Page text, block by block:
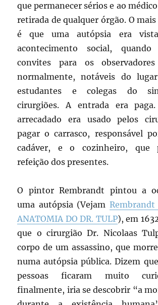
que permanecer sérios e ao
retirada de qualquer órgão. O
é que uma autópsia era
acontecimento social,
convites para os
normalmente, notáveis do
estudantes e colegas do
cirurgiões. A entrada era
arrecadado era usado pelos
pagar o carrasco, responsável
cadáver, e o cozinheiro, que
refeição dos presentes.
O pintor Rembrandt pintou a
uma autópsia (Vejam Rembrandt
ANATOMIA DO DR. TULP), em
que o cirurgião Dr. Nicolaas
corpo de um assassino, que
numa autópsia pública. Dizem
pessoas ficaram muito
finalmente, iria se descobrir “a